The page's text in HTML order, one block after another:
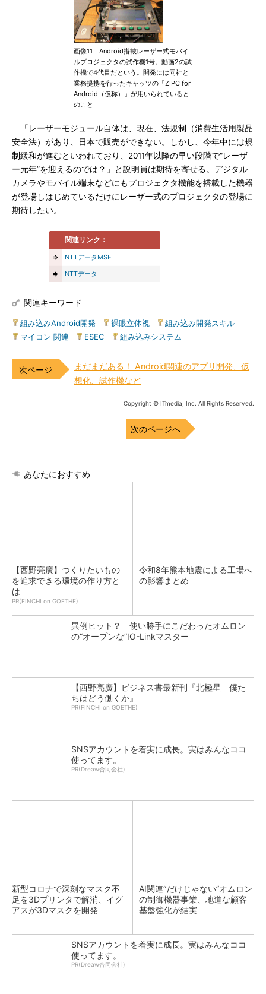
画像11 Android搭載レーザー式モバイ
ルプロジェクタの試作機1号。動画2の試
作機で4代目だという。開発には同社と
業務提携を行ったキャッツの「ZIPC for
Android（仮称）」が用いられていると
のこと
「レーザーモジュール自体は、現在、法規制（消費生活用製品
安全法）があり、日本で販売ができない。しかし、今年中には規
制緩和が進むといわれており、2011年以降の早い段階で“レーザ
ー元年”を迎えるのでは？」と説明員は期待を寄せる。デジタル
カメラやモバイル端末などにもプロジェクタ機能を搭載した機器
が登場しはじめているだけにレーザー式のプロジェクタの登場に
期待したい。
関連リンク：
⇒
NTTデータMSE
⇒
NTTデータ
関連キーワード
組み込みAndroid開発 裸眼立体視 組み込み開発スキル
マイコン 関連
ESEC 組み込みシステム
まだまだある！ Android関連のアプリ開発、仮
想化、試作機など
Copyright © ITmedia, Inc. All Rights Reserved.
次のページへ
あなたにおすすめ
【西野亮廣】つくりたいもの
を追求できる環境の作り方と
は
PR(FINCHI on GOETHE)
令和8年熊本地震による工場へ
の影響まとめ
異例ヒット？ 使い勝手にこだわったオムロン
の“オープンな”IO-Linkマスター
【西野亮廣】ビジネス書最新刊『北極星 僕た
ちはどう働くか』
PR(FINCHI on GOETHE)
SNSアカウントを着実に成長。実はみんなココ
使ってます。
PR(Dreaw合同会社)
新型コロナで深刻なマスク不
足を3Dプリンタで解消、イグ
アスが3Dマスクを開発
AI関連“だけじゃない”オムロン
の制御機器事業、地道な顧客
基盤強化が結実
SNSアカウントを着実に成長。実はみんなココ
使ってます。
PR(Dreaw合同会社)